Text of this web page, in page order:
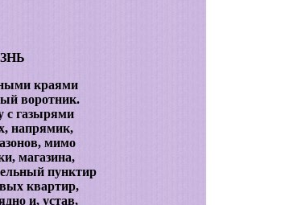
краями
воротник.
с газырями
напрямик,
мимо
магазина,
пунктир
квартир,
и, устав,